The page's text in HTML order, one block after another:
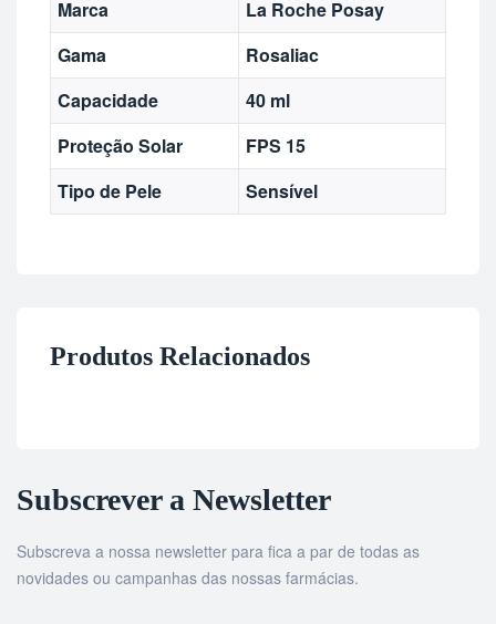
Marca
La Roche Posay
Gama
Rosaliac
Capacidade
40 ml
Proteção Solar
FPS 15
Tipo de Pele
Sensível
Produtos Relacionados
Subscrever a Newsletter
Subscreva a nossa newsletter para fica a par de todas as
novidades ou campanhas das nossas farmácias.